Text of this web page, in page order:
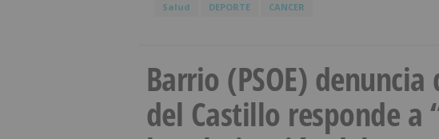
Salud DEPORTE CANCER
Barrio (PSOE)
del Castillo responde a